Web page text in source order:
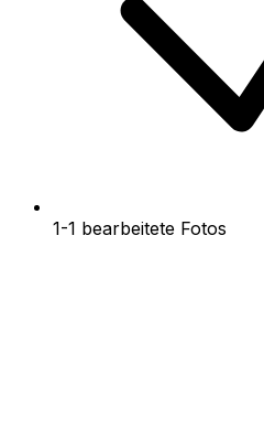
1-1 bearbeitete Fotos